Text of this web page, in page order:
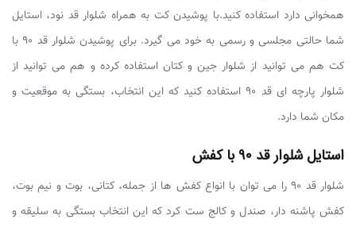
همخوانی دارد استفاده کنید.با پوشیدن کت به همراه شلوار قد نود، استایل
شما حالتی مجلسی و رسمی به خود می گیرد. برای پوشیدن شلوار قد ۹۰ با
کت هم می توانید از شلوار جین و کتان استفاده کرده و هم می توانید از
شلوار پارچه ای قد ۹۰ استفاده کنید که این انتخاب، بستگی به موقعیت و
مکان شما دارد.
استایل شلوار قد ۹۰ با کفش
شلوار قد ۹۰ را می توان با انواع کفش ها از جمله، کتانی، بوت و نیم بوت،
کفش پاشنه دار، صندل و کالج ست کرد که این انتخاب بستگی به سلیقه و